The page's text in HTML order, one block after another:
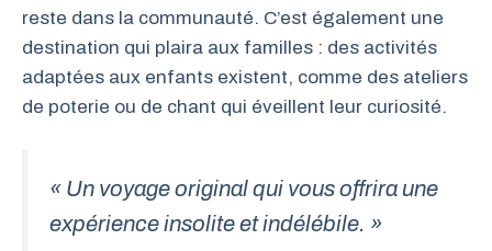
reste dans la communauté. C’est également une
destination qui plaira aux familles : des activités
adaptées aux enfants existent, comme des ateliers
de poterie ou de chant qui éveillent leur curiosité.
« Un voyage original qui vous offrira une
expérience insolite et indélébile. »